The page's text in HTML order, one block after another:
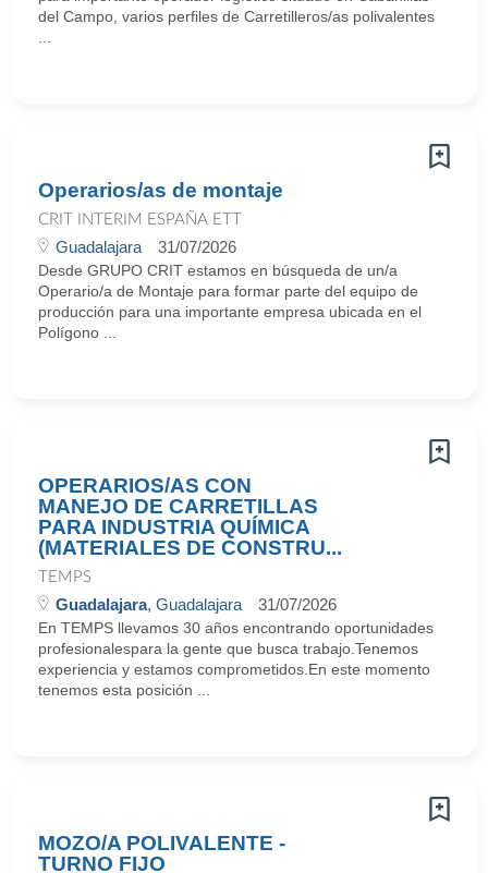
del Campo, varios perfiles de Carretilleros/as polivalentes
Operarios/as de montaje
CRIT INTERIM ESPAÑA ETT
Guadalajara 31/07/2026
Desde GRUPO CRIT estamos en búsqueda de un/a
Operario/a de Montaje para formar parte del equipo de
producción para una importante empresa ubicada en el
Polígono ...
OPERARIOS/AS CON
MANEJO DE CARRETILLAS
PARA INDUSTRIA QUÍMICA
(MATERIALES DE CONSTRU...
TEMPS
Guadalajara, Guadalajara 31/07/2026
En TEMPS llevamos 30 años encontrando oportunidades
profesionalespara la gente que busca trabajo.Tenemos
experiencia y estamos comprometidos.En este momento
tenemos esta posición ...
MOZO/A POLIVALENTE -
TURNO FIJO